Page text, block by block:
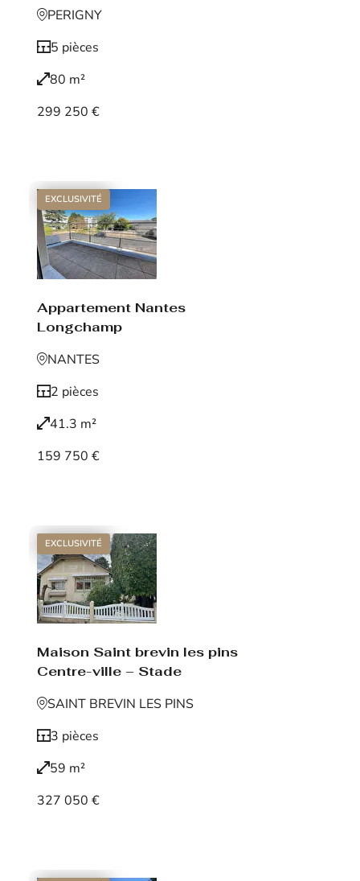
PERIGNY
5 pièces
80 m²
299 250 €
EXCLUSIVITÉ
Appartement Nantes
Longchamp
NANTES
2 pièces
41.3 m²
159 750 €
EXCLUSIVITÉ
Maison Saint brevin les pins
Centre-ville – Stade
SAINT BREVIN LES PINS
3 pièces
59 m²
327 050 €